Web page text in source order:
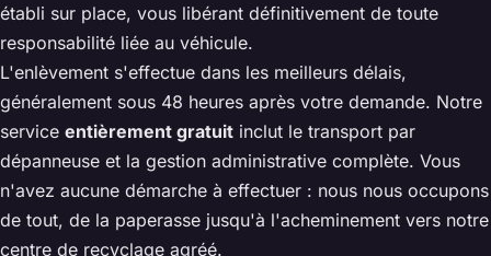
établi sur place, vous libérant définitivement de toute
responsabilité liée au véhicule.
L'enlèvement s'effectue dans les meilleurs délais,
généralement sous 48 heures après votre demande. Notre
service entièrement gratuit inclut le transport par
dépanneuse et la gestion administrative complète. Vous
n'avez aucune démarche à effectuer : nous nous occupons
de tout, de la paperasse jusqu'à l'acheminement vers notre
centre de recyclage agréé.